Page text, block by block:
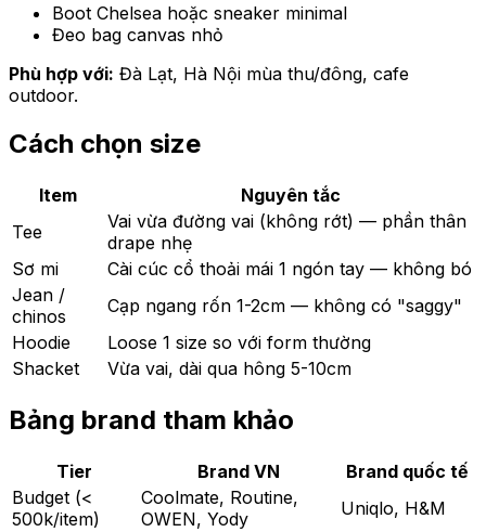
Boot Chelsea hoặc sneaker minimal
Đeo bag canvas nhỏ
Phù hợp với: Đà Lạt, Hà Nội mùa thu/đông, cafe
outdoor.
Cách chọn size
Item
Nguyên tắc
Tee
Vai vừa đường vai (không rớt) — phần thân
drape nhẹ
Sơ mi
Cài cúc cổ thoải mái 1 ngón tay — không bó
Jean /
chinos
Cạp ngang rốn 1-2cm — không có "saggy"
Hoodie
Loose 1 size so với form thường
Shacket
Vừa vai, dài qua hông 5-10cm
Bảng brand tham khảo
Tier Brand VN
Brand quốc tế
Budget (<
500k/item)
Coolmate, Routine,
OWEN, Yody
Uniqlo, H&M